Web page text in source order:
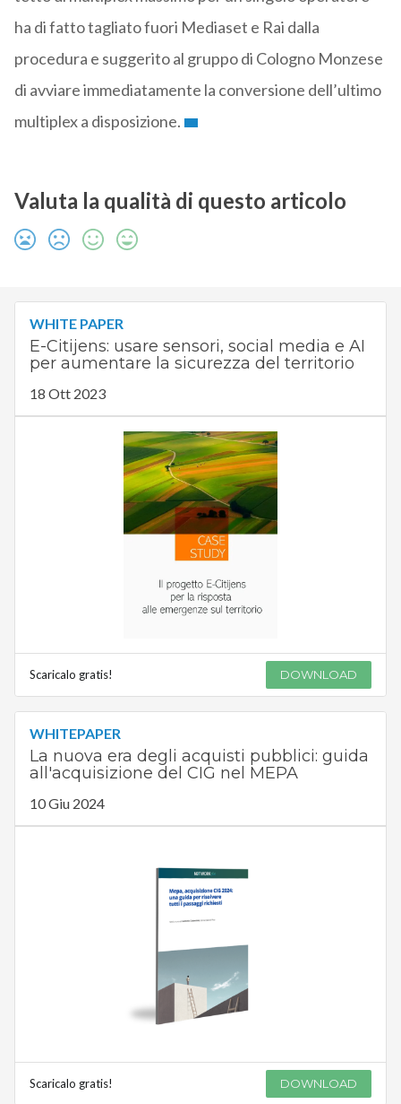
ha di fatto tagliato fuori Mediaset e Rai dalla
procedura e suggerito al gruppo di Cologno Monzese
di avviare immediatamente la conversione dell’ultimo
multiplex a disposizione.
Valuta la qualità di questo articolo
WHITE PAPER
E-Citijens: usare sensori, social media e AI
per aumentare la sicurezza del territorio
18 Ott 2023
Scaricalo gratis! DOWNLOAD
WHITEPAPER
La nuova era degli acquisti pubblici: guida
all'acquisizione del CIG nel MEPA
10 Giu 2024
Scaricalo gratis! DOWNLOAD